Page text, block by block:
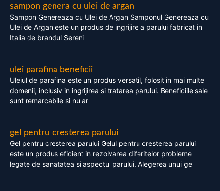
sampon genera cu ulei de argan
Sampon Genereaza cu Ulei de Argan Samponul Genereaza cu
Ulei de Argan este un produs de ingrijire a parului fabricat in
Italia de brandul Sereni
ulei parafina beneficii
Uleiul de parafina este un produs versatil, folosit in mai multe
domenii, inclusiv in ingrijirea si tratarea parului. Beneficiile sale
sunt remarcabile si nu ar
gel pentru cresterea parului
Gel pentru cresterea parului Gelul pentru cresterea parului
este un produs eficient in rezolvarea diferitelor probleme
legate de sanatatea si aspectul parului. Alegerea unui gel